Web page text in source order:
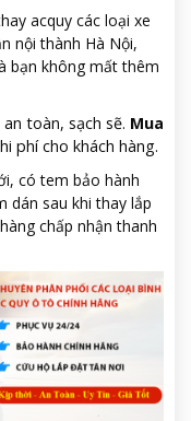
acquy các loại xe
nội thành Hà Nội,
bạn không mất thêm
toàn, sạch sẽ. Mua
phí cho khách hàng.
có tem bảo hành
dán sau khi thay lắp
chấp nhận thanh